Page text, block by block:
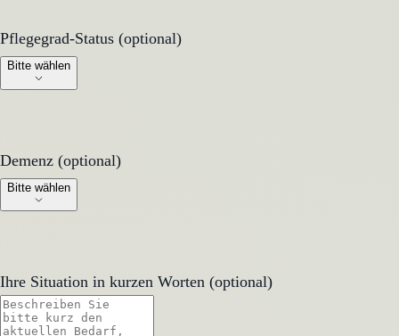
Pflegegrad-Status (optional)
Pflegegrad-Status (optional)
Bitte wählen
Demenz (optional)
Demenz (optional)
Bitte wählen
Ihre Situation in kurzen Worten (optional)